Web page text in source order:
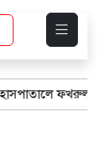
ইসলাম খান সিআইপি